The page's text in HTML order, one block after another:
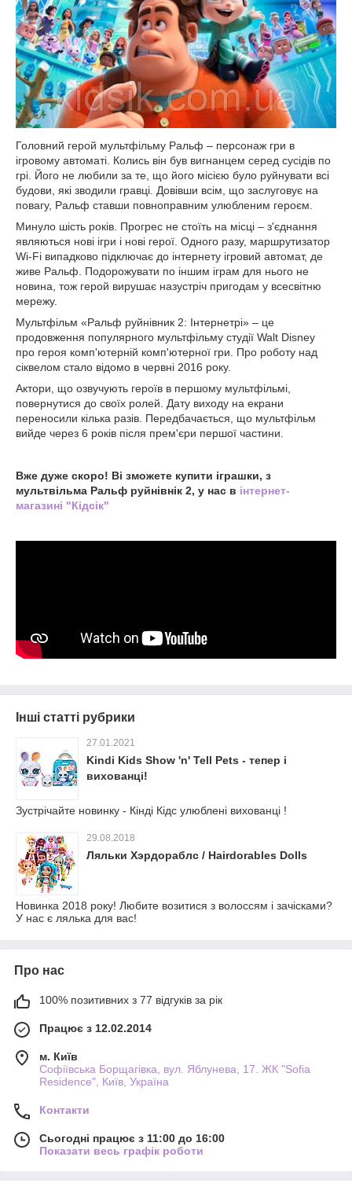
Головний герой мультфільму Ральф – персонаж гри в
ігровому автоматі. Колись він був вигнанцем серед сусідів по
грі. Його не любили за те, що його місією було руйнувати всі
будови, які зводили гравці. Довівши всім, що заслуговує на
повагу, Ральф ставши повноправним улюбленим героєм.
Минуло шість років. Прогрес не стоїть на місці – з'єднання
являються нові ігри і нові герої. Одного разу, маршрутизатор
Wi-Fi випадково підключає до інтернету ігровий автомат, де
живе Ральф. Подорожувати по іншим іграм для нього не
новина, тож герой вирушає назустріч пригодам у всесвітню
мережу.
Мультфільм «Ральф руйнівник 2: Інтернетрі» – це
продовження популярного мультфільму студії Walt Disney
про героя комп'ютерній комп'ютерної гри. Про роботу над
сіквелом стало відомо в червні 2016 року.
Актори, що озвучують героїв в першому мультфільмі,
повернутися до своїх ролей. Дату виходу на екрани
переносили кілька разів. Передбачається, що мультфільм
вийде через 6 років після прем'єри першої частини.
Вже дуже скоро! Ві зможете купити іграшки, з
мультвільма Ральф руйнівнік 2, у нас в інтернет-
магазині "Кідсік"
Інші статті рубрики
27.01.2021
Kindi Kids Show 'n' Tell Pets - тепер і
вихованці!
Зустрічайте новинку - Кінді Кідс улюблені вихованці !
29.08.2018
Ляльки Хэрдораблс / Hairdorables Dolls
Новинка 2018 року! Любите возитися з волоссям і зачісками?
У нас є лялька для вас!
Про нас
100% позитивних з 77 відгуків за рік
Працює з 12.02.2014
м. Київ
Софіївська Борщагівка, вул. Яблунева, 17. ЖК "Sofia
Residence", Київ, Україна
Контакти
Сьогодні працює з 11:00 до 16:00
Показати весь графік роботи